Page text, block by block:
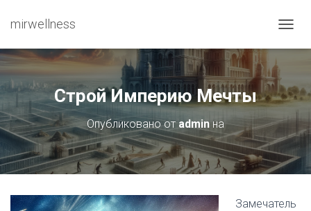
mirwellness
Строй Империю Мечты
Опубликовано от adminна
Замечатель